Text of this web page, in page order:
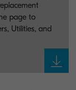
page to
Utilities, and